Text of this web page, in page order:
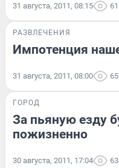
31 августа, 2011, 08:15
РАЗВЛЕЧЕНИЯ
Импотенция
31 августа, 2011, 08:00
ГОРОД
За пьяную езду
пожизненно
30 августа, 2011, 17:04